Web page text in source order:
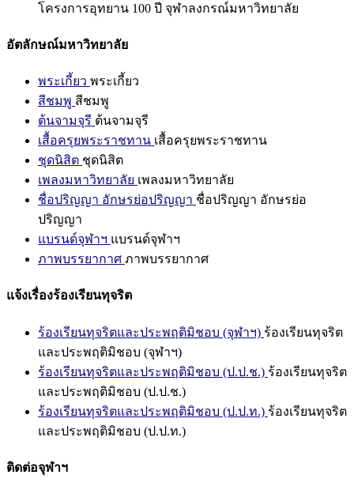
โครงการอุทยาน 100 ปี จุฬาลงกรณ์มหาวิทยาลัย
อัตลักษณ์มหาวิทยาลัย
พระเกี้ยว พระเกี้ยว
สีชมพู สีชมพู
ต้นจามจุรี ต้นจามจุรี
เสื้อครุยพระราชทาน เสื้อครุยพระราชทาน
ชุดนิสิต ชุดนิสิต
เพลงมหาวิทยาลัย เพลงมหาวิทยาลัย
ชื่อปริญญา อักษรย่อปริญญา ชื่อปริญญา อักษรย่อ
ปริญญา
แบรนด์จุฬาฯ แบรนด์จุฬาฯ
ภาพบรรยากาศ ภาพบรรยากาศ
แจ้งเรื่องร้องเรียนทุจริต
ร้องเรียนทุจริตและประพฤติมิชอบ (จุฬาฯ) ร้องเรียนทุจริต
และประพฤติมิชอบ (จุฬาฯ)
ร้องเรียนทุจริตและประพฤติมิชอบ (ป.ป.ช.) ร้องเรียนทุจริต
และประพฤติมิชอบ (ป.ป.ช.)
ร้องเรียนทุจริตและประพฤติมิชอบ (ป.ป.ท.) ร้องเรียนทุจริต
และประพฤติมิชอบ (ป.ป.ท.)
ติดต่อจุฬาฯ